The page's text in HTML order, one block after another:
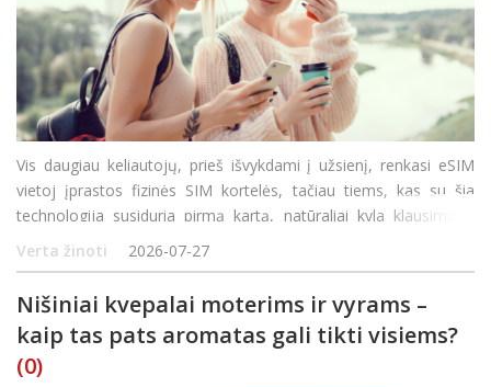
Vis daugiau keliautojų, prieš išvykdami į užsienį, renkasi eSIM
vietoj įprastos fizinės SIM kortelės, tačiau tiems, kas su šia
technologija susiduria pirmą kartą, natūraliai kyla klausimų –
kaip tai veikia, ar tinka jūsų telefonui ir kaip aktyvuoti prieš
kelionę. &S
Verta žinoti 2026-07-27
Nišiniai kvepalai moterims ir vyrams –
kaip tas pats aromatas gali tikti visiems?
(0)